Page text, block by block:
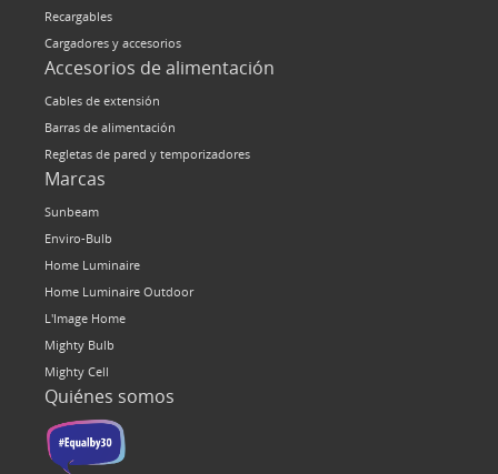
Recargables
Cargadores y accesorios
Accesorios de alimentación
Cables de extensión
Barras de alimentación
Regletas de pared y temporizadores
Marcas
Sunbeam
Enviro-Bulb
Home Luminaire
Home Luminaire Outdoor
L'Image Home
Mighty Bulb
Mighty Cell
Quiénes somos